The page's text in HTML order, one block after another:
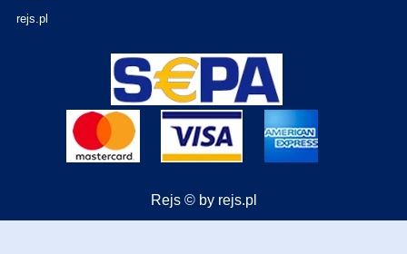
rejs.pl
Rejs © by rejs.pl